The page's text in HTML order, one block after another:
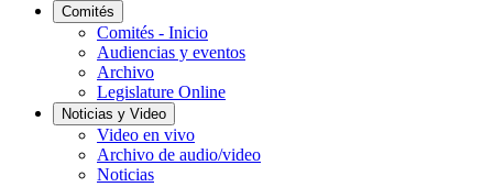
Comités
Comités - Inicio
Audiencias y eventos
Archivo
Legislature Online
Noticias y Video
Video en vivo
Archivo de audio/video
Noticias